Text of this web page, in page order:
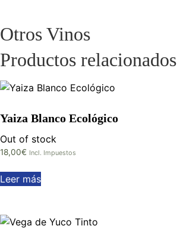
Otros Vinos
Productos relacionados
Yaiza Blanco Ecológico
Out of stock
18,00€ Incl. Impuestos
Leer más